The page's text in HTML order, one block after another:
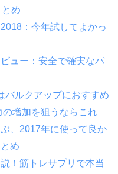
め
：今年試してよかっ
ュー：安全で確実なパ
バルクアップにおすすめ
増加を狙うならこれ
、2017年に使って良か
め
！筋トレサプリで本当